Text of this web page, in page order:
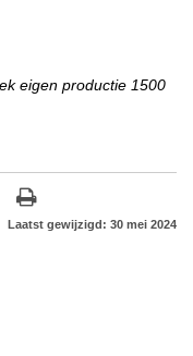
eigen productie 1500
Laatst gewijzigd: 30 mei 2024